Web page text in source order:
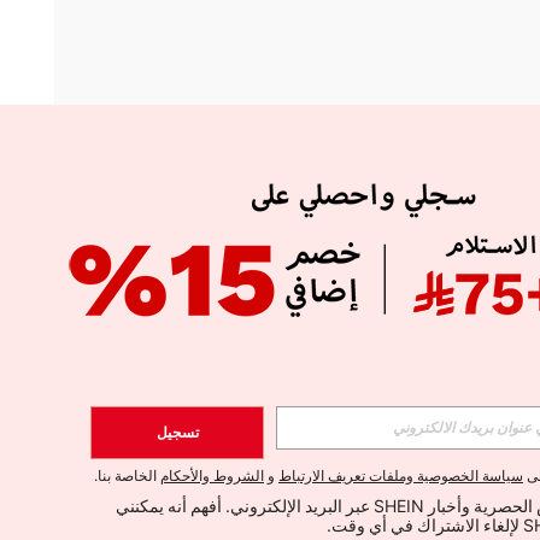
APP
الإشتراك
اشتراك
تسجيل
سياسة الخصوصية وملفات تعريف الارتباط و الشروط والأحكام الخاصة بنا.
أود تلقي العروض الحصرية وأخبار SHEIN عبر البريد الإلكتروني. أفهم أنه يمكنني